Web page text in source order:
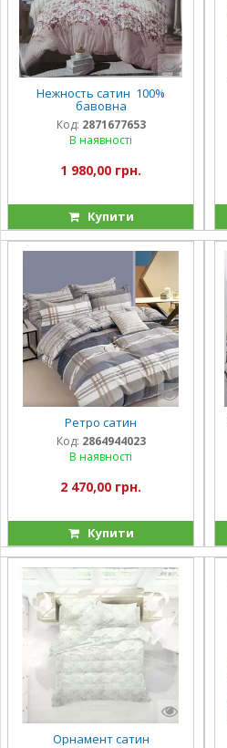
Нежность сатин 100%
бавовна
Код: 2871677653
В наявності
1 980,00 грн.
Купити
Ретро сатин
Код: 2864944023
В наявності
2 470,00 грн.
Купити
Орнамент сатин